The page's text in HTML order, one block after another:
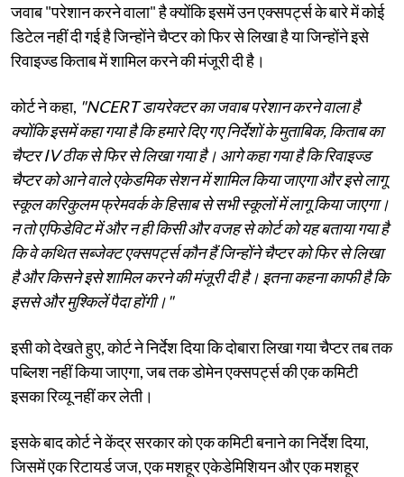
जवाब "परेशान करने वाला" है क्योंकि इसमें उन एक्सपर्ट्स के बारे में कोई
डिटेल नहीं दी गई है जिन्होंने चैप्टर को फिर से लिखा है या जिन्होंने इसे
रिवाइज्ड किताब में शामिल करने की मंजूरी दी है।
कोर्ट ने कहा, "NCERT डायरेक्टर का जवाब परेशान करने वाला है
क्योंकि इसमें कहा गया है कि हमारे दिए गए निर्देशों के मुताबिक, किताब का
चैप्टर IV ठीक से फिर से लिखा गया है। आगे कहा गया है कि रिवाइज्ड
चैप्टर को आने वाले एकेडमिक सेशन में शामिल किया जाएगा और इसे लागू
स्कूल करिकुलम फ्रेमवर्क के हिसाब से सभी स्कूलों में लागू किया जाएगा।
न तो एफिडेविट में और न ही किसी और वजह से कोर्ट को यह बताया गया है
कि वे कथित सब्जेक्ट एक्सपर्ट्स कौन हैं जिन्होंने चैप्टर को फिर से लिखा
है और किसने इसे शामिल करने की मंजूरी दी है। इतना कहना काफी है कि
इससे और मुश्किलें पैदा होंगी।"
इसी को देखते हुए, कोर्ट ने निर्देश दिया कि दोबारा लिखा गया चैप्टर तब तक
पब्लिश नहीं किया जाएगा, जब तक डोमेन एक्सपर्ट्स की एक कमिटी
इसका रिव्यू नहीं कर लेती।
इसके बाद कोर्ट ने केंद्र सरकार को एक कमिटी बनाने का निर्देश दिया,
जिसमें एक रिटायर्ड जज, एक मशहूर एकेडेमिशियन और एक मशहूर